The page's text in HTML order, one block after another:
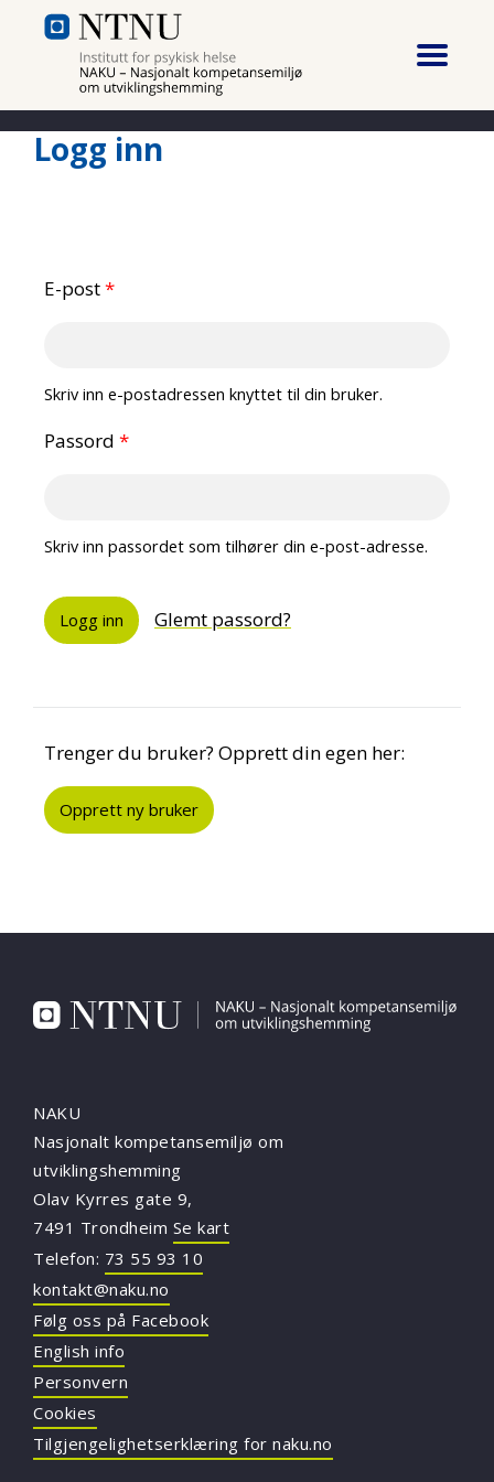
Hopp til hovedinnhold
Logg inn
E-post*
Skriv inn e-postadressen knyttet til din bruker.
Passord *
Skriv inn passordet som tilhører din e-post-adresse.
Glemt passord?
Trenger du bruker? Opprett din egen her:
Opprett ny bruker
NAKU
Nasjonalt kompetansemiljø om
utviklingshemming
Olav Kyrres gate 9,
7491 Trondheim Se kart
Telefon: 73 55 93 10
kontakt@naku.no
Følg oss på Facebook
English info
Personvern
Cookies
Tilgjengelighetserklæring for naku.no